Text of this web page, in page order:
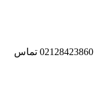
قبل از خرید برای موجودی و قیمت با شماره 02128423860 تماس